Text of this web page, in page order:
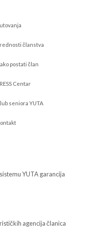
članstva
postati član
Centar
seniora YUTA
YUTA garancija
agencija članica